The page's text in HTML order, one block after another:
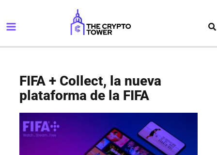
contenido
Menu
FIFA + Collect, la nueva
plataforma de la FIFA